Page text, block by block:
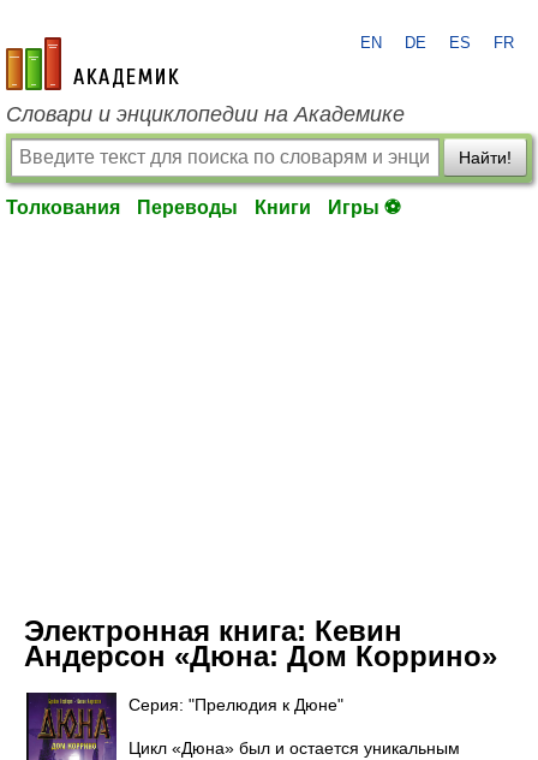
academic.ru
EN DE ES FR
Словари и энциклопедии на Академике
Найти!
Толкования Переводы Книги Игры ⚽
Электронная книга: Кевин
Андерсон «Дюна: Дом Коррино»
Серия: "Прелюдия к Дюне"
Цикл «Дюна» был и остается уникальным